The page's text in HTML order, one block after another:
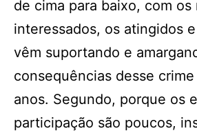
de cima para baixo, com os
interessados, os atingidos
vêm suportando e
consequências desse
anos. Segundo, porque os
participação são poucos,